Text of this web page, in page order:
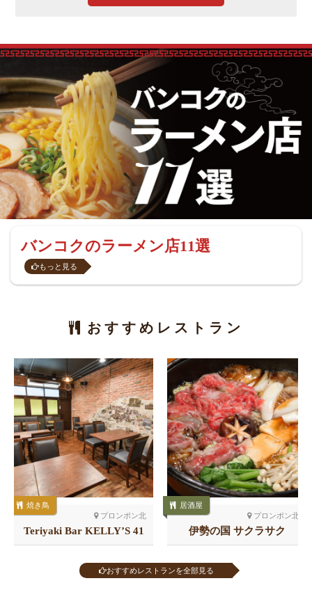
バンコクのラーメン店11選
もっと見る
おすすめレストラン
プロンポン北
焼き鳥
Teriyaki Bar KELLY’S 41
店
プロンポン北
居酒屋
伊勢の国 サクラサク
おすすめレストランを全部見る